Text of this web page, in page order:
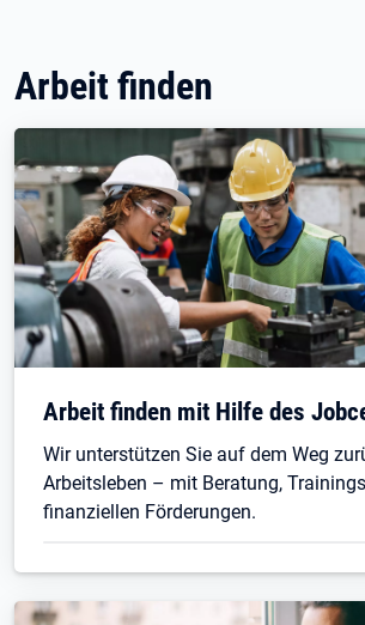
Arbeit finden
Arbeit finden mit Hilfe des
Wir unterstützen Sie auf dem Weg
Arbeitsleben – mit Beratung,
finanziellen Förderungen.